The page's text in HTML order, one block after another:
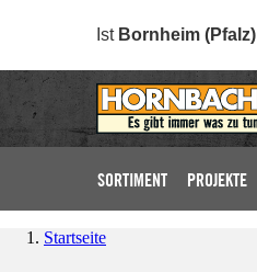
Ist Bornheim (Pfalz)
SORTIMENT PROJEKTE
Startseite